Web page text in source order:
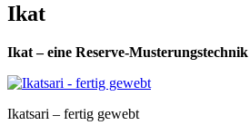
Ikat
Ikat – eine Reserve-Musterungstechnik
Ikatsari – fertig gewebt